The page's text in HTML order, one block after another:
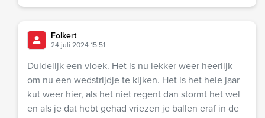
Folkert
24 juli 2024 15:51
Duidelijk een vloek. Het is nu lekker weer heerlijk
om nu een wedstrijdje te kijken. Het is het hele jaar
kut weer hier, als het niet regent dan stormt het wel
en als je dat hebt gehad vriezen je ballen eraf in de